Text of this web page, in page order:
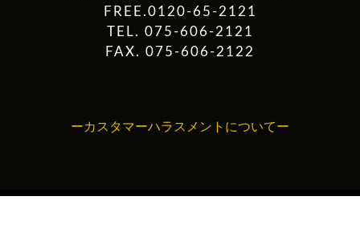
FREE.0120-65-2121
TEL. 075-606-2121
FAX. 075-606-2122
ーカスタマーハラスメントについてー